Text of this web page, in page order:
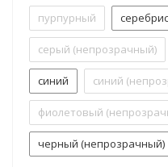
пурпурный
серый (непрозрачный)
синий синий
фиолетовый
черный (непрозрачный)